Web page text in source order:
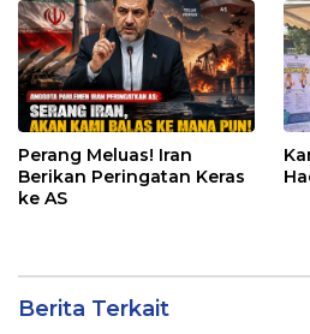
Perang Meluas! Iran
Berikan Peringatan Keras
ke AS
Berita Terkait